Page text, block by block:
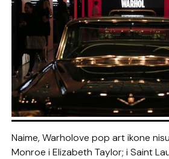
Naime, Warholove pop art ikone
Monroe i Elizabeth Taylor; i Saint